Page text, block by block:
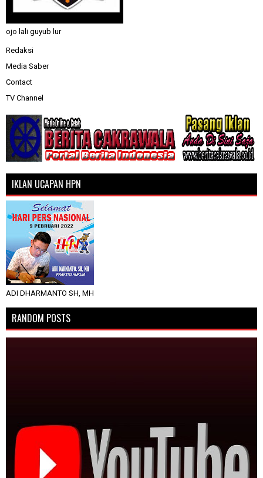
ojo lali guyub lur
Redaksi
Media Saber
Contact
TV Channel
IKLAN UCAPAN HPN
ADI DHARMANTO SH, MH
RANDOM POSTS